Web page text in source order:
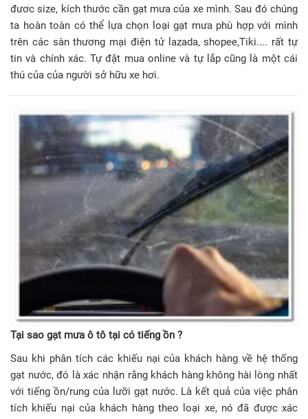
đươc size, kích thước cần gạt mưa của xe mình. Sau đó chúng
ta hoàn toàn có thể lựa chọn loại gạt mưa phù hợp với mình
trên các sàn thương mại điện tử lazada, shopee,Tiki.... rất tự
tin và chính xác. Tự đặt mua online và tự lắp cũng là một cái
thú của của người sở hữu xe hơi.
Tại sao gạt mưa ô tô tại có tiếng ồn ?
Sau khi phân tích các khiếu nại của khách hàng về hệ thống
gạt nước, đó là xác nhận rằng khách hàng không hài lòng nhất
với tiếng ồn/rung của lưỡi gạt nước. Là kết quả của việc phân
tích khiếu nại của khách hàng theo loại xe, nó đã được xác